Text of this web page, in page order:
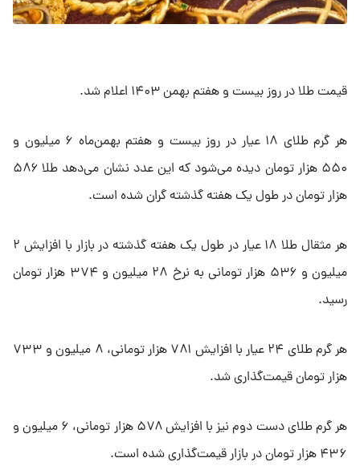
قیمت طلا در روز بیست و هفتم بهمن ۱۴۰۳ اعلام شد.
هر گرم طلای ۱۸ عیار در روز بیست و هفتم بهمن‌ماه ۶ میلیون و
۵۵۰ هزار تومان دیده می‌شود که این عدد نشان می‌دهد طلا ۵۸۶
هزار تومان در طول یک هفته گذشته گران شده است.
هر مثقال طلا ۱۸ عیار در طول یک هفته گذشته در بازار با افزایش ۲
میلیون و ۵۳۶ هزار تومانی به نرخ ۲۸ میلیون و ۳۷۴ هزار تومان
رسید.
هر گرم طلای ۲۴ عیار با افزایش ۷۸۱ هزار تومانی، ۸ میلیون و ۷۳۳
هزار تومان قیمت‌گذاری شد.
هر گرم طلای دست دوم نیز با افزایش ۵۷۸ هزار تومانی، ۶ میلیون و
۴۳۶ هزار تومان در بازار قیمت‌گذاری شده است.